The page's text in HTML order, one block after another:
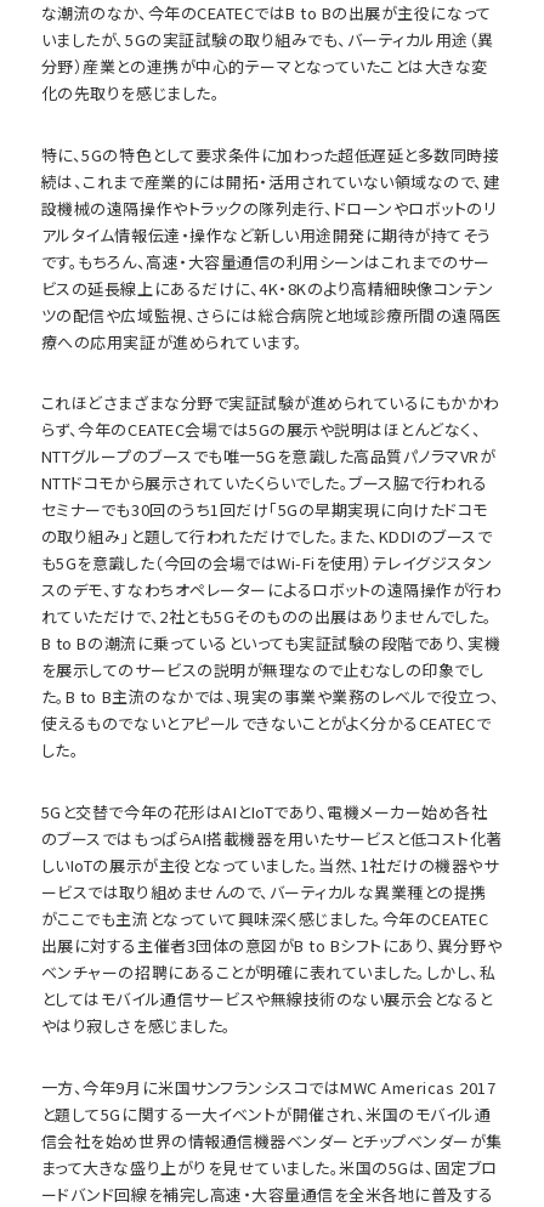
な潮流のなか、今年のCEATECではB to Bの出展が主役になって
いましたが、5Gの実証試験の取り組みでも、バーティカル用途（異
分野）産業との連携が中心的テーマとなっていたことは大きな変
化の先取りを感じました。
特に、5Gの特色として要求条件に加わった超低遅延と多数同時接
続は、これまで産業的には開拓・活用されていない領域なので、建
設機械の遠隔操作やトラックの隊列走行、ドローンやロボットのリ
アルタイム情報伝達・操作など新しい用途開発に期待が持てそう
です。もちろん、高速・大容量通信の利用シーンはこれまでのサー
ビスの延長線上にあるだけに、4K・8Kのより高精細映像コンテン
ツの配信や広域監視、さらには総合病院と地域診療所間の遠隔医
療への応用実証が進められています。
これほどさまざまな分野で実証試験が進められているにもかかわ
らず、今年のCEATEC会場では5Gの展示や説明はほとんどなく、
NTTグループのブースでも唯一5Gを意識した高品質パノラマVRが
NTTドコモから展示されていたくらいでした。ブース脇で行われる
セミナーでも30回のうち1回だけ「5Gの早期実現に向けたドコモ
の取り組み」と題して行われただけでした。また、KDDIのブースで
も5Gを意識した（今回の会場ではWi-Fiを使用）テレイグジスタン
スのデモ、すなわちオペレーターによるロボットの遠隔操作が行わ
れていただけで、2社とも5Gそのものの出展はありませんでした。
B to Bの潮流に乗っているといっても実証試験の段階であり、実機
を展示してのサービスの説明が無理なので止むなしの印象でし
た。B to B主流のなかでは、現実の事業や業務のレベルで役立つ、
使えるものでないとアピールできないことがよく分かるCEATECで
した。
5Gと交替で今年の花形はAIとIoTであり、電機メーカー始め各社
のブースではもっぱらAI搭載機器を用いたサービスと低コスト化著
しいIoTの展示が主役となっていました。当然、1社だけの機器やサ
ービスでは取り組めませんので、バーティカルな異業種との提携
がここでも主流となっていて興味深く感じました。今年のCEATEC
出展に対する主催者3団体の意図がB to Bシフトにあり、異分野や
ベンチャーの招聘にあることが明確に表れていました。しかし、私
としてはモバイル通信サービスや無線技術のない展示会となると
やはり寂しさを感じました。
一方、今年9月に米国サンフランシスコではMWC Americas 2017
と題して5Gに関する一大イベントが開催され、米国のモバイル通
信会社を始め世界の情報通信機器ベンダーとチップベンダーが集
まって大きな盛り上がりを見せていました。米国の5Gは、固定ブロ
ードバンド回線を補完し高速・大容量通信を全米各地に普及する